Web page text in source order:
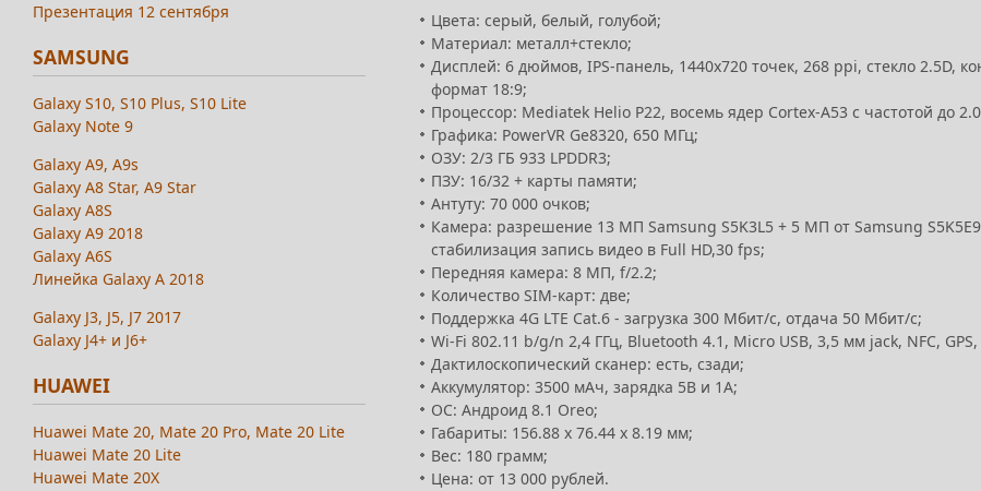
Цвета: серый, белый, голубой;
Материал: металл+стекло;
Дисплей: 6 дюймов, IPS-панель, 1440х720 точек, 268 ppi, стекло 2.5D,
формат 18:9;
Процессор: Mediatek Helio P22, восемь ядер Cortex-A53 с частотой до
Графика: PowerVR Ge8320, 650 МГц;
ОЗУ: 2/3 ГБ 933 LPDDR3;
ПЗУ: 16/32 + карты памяти;
Антуту: 70 000 очков;
Камера: разрешение 13 МП Samsung S5K3L5 + 5 МП от Samsung
стабилизация запись видео в Full HD,30 fps;
Передняя камера: 8 МП, f/2.2;
Количество SIM-карт: две;
Поддержка 4G LTE Cat.6 - загрузка 300 Мбит/с, отдача 50 Мбит/с;
Wi-Fi 802.11 b/g/n 2,4 ГГц, Bluetooth 4.1, Micro USB, 3,5 мм jack, NFC, GPS,
Дактилоскопический сканер: есть, сзади;
Аккумулятор: 3500 мАч, зарядка 5В и 1А;
ОС: Андроид 8.1 Oreo;
Габариты: 156.88 х 76.44 х 8.19 мм;
Вес: 180 грамм;
Цена: от 13 000 рублей.
Презентация 12 сентября
SAMSUNG
Galaxy S10, S10 Plus, S10 Lite
Galaxy Note 9
Galaxy A9, A9s
Galaxy A8 Star, A9 Star
Galaxy A8S
Galaxy A9 2018
Galaxy A6S
Линейка Galaxy A 2018
Galaxy J3, J5, J7 2017
Galaxy J4+ и J6+
HUAWEI
Huawei Mate 20, Mate 20 Pro, Mate 20 Lite
Huawei Mate 20 Lite
Huawei Mate 20X